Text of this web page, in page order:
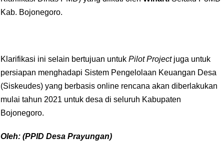
Kab. Bojonegoro.
Klarifikasi ini selain bertujuan untuk Pilot Project juga untuk
persiapan menghadapi Sistem Pengelolaan Keuangan Desa
(Siskeudes) yang berbasis online rencana akan diberlakukan
mulai tahun 2021 untuk desa di seluruh Kabupaten
Bojonegoro.
Oleh: (PPID Desa Prayungan)